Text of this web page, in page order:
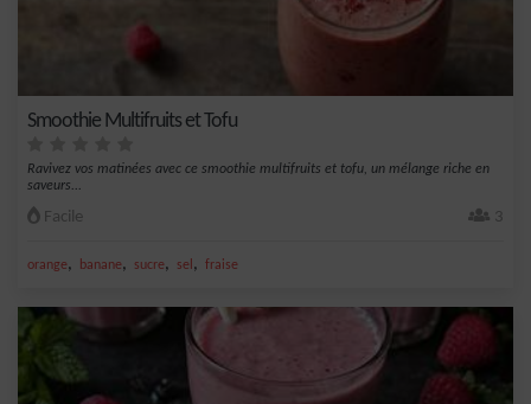
Smoothie Multifruits et Tofu
Ravivez vos matinées avec ce smoothie multifruits et tofu, un mélange riche en
saveurs...
Facile 3
orange, banane, sucre, sel , fraise